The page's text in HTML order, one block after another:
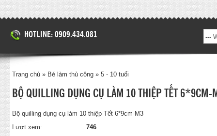
HOTLINE: 0909.434.081
Trang chủ » Bé làm thủ công » 5 - 10 tuổi
BỘ QUILLING DỤNG CỤ LÀM 10 THIỆP TẾT 6*9CM-
Bộ quilling dụng cụ làm 10 thiệp Tết 6*9cm-M3
Lượt xem:
746